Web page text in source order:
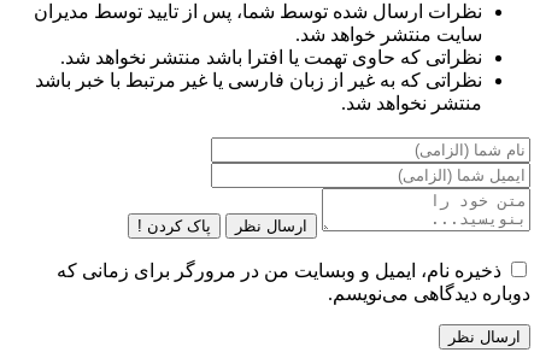
نظرات ارسال شده توسط شما، پس از تایید توسط مدیران
سایت منتشر خواهد شد.
نظراتی که حاوی تهمت یا افترا باشد منتشر نخواهد شد.
نظراتی که به غیر از زبان فارسی یا غیر مرتبط با خبر باشد
منتشر نخواهد شد.
ارسال نظر پاک کردن !
ذخیره نام، ایمیل و وبسایت من در مرورگر برای زمانی که
دوباره دیدگاهی می‌نویسم.